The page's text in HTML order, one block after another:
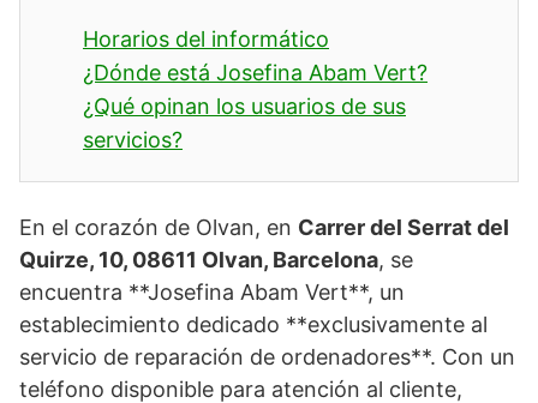
Horarios del informático
¿Dónde está Josefina Abam Vert?
¿Qué opinan los usuarios de sus
servicios?
En el corazón de Olvan, en Carrer del Serrat del
Quirze, 10, 08611 Olvan, Barcelona, se
encuentra **Josefina Abam Vert**, un
establecimiento dedicado **exclusivamente al
servicio de reparación de ordenadores**. Con un
teléfono disponible para atención al cliente,